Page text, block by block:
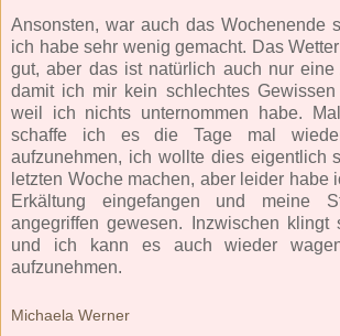
Ansonsten, war auch das Wochenende
ich habe sehr wenig gemacht. Das
gut, aber das ist natürlich auch nur eine
damit ich mir kein schlechtes Gewissen
weil ich nichts unternommen habe.
schaffe ich es die Tage mal
aufzunehmen, ich wollte dies eigentlich
letzten Woche machen, aber leider habe
Erkältung eingefangen und meine
angegriffen gewesen. Inzwischen klingt
und ich kann es auch wieder
aufzunehmen.
Michaela Werner